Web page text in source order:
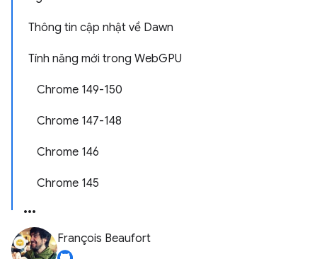
Thông tin cập nhật về Dawn
Tính năng mới trong WebGPU
Chrome 149-150
Chrome 147-148
Chrome 146
Chrome 145
François Beaufort